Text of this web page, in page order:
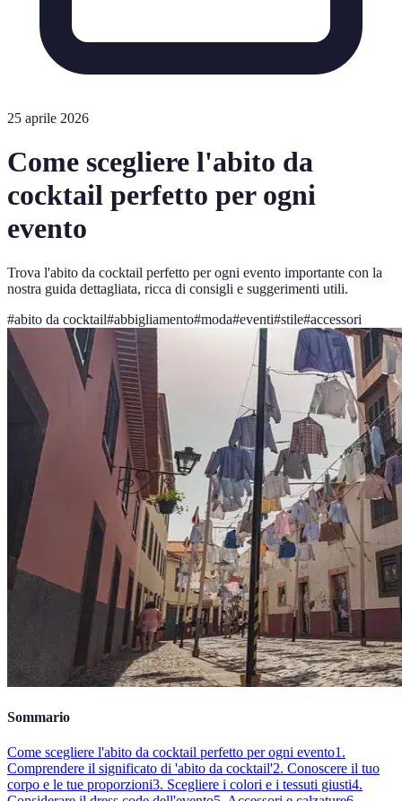
25 aprile 2026
Come scegliere l'abito da
cocktail perfetto per ogni
evento
Trova l'abito da cocktail perfetto per ogni evento importante con la
nostra guida dettagliata, ricca di consigli e suggerimenti utili.
#abito da cocktail#abbigliamento#moda#eventi#stile#accessori
Sommario
Come scegliere l'abito da cocktail perfetto per ogni evento1.
Comprendere il significato di 'abito da cocktail'2. Conoscere il tuo
corpo e le tue proporzioni3. Scegliere i colori e i tessuti giusti4.